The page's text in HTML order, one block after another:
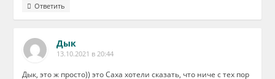
Ответить
Дык
13.10.2021 в 20:44
Дык, это ж просто)) это Саха хотели сказать, что ниче с тех пор